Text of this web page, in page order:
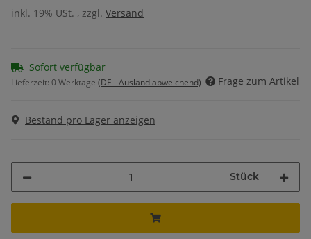
inkl. 19% USt. , zzgl. Versand
Sofort verfügbar
Lieferzeit: 0 Werktage (DE - Ausland abweichend) Frage zum Artikel
Bestand pro Lager anzeigen
Stück